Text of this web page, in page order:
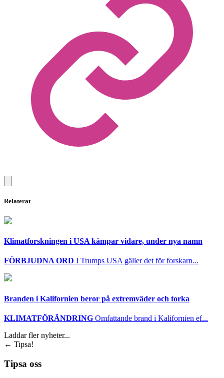
Relaterat
Klimatforskningen i USA kämpar vidare, under nya namn
FÖRBJUDNA ORD I Trumps USA gäller det för forskarn...
Branden i Kalifornien beror på extremväder och torka
KLIMATFÖRÄNDRING Omfattande brand i Kalifornien ef...
Laddar fler nyheter...
← Tipsa!
Tipsa oss